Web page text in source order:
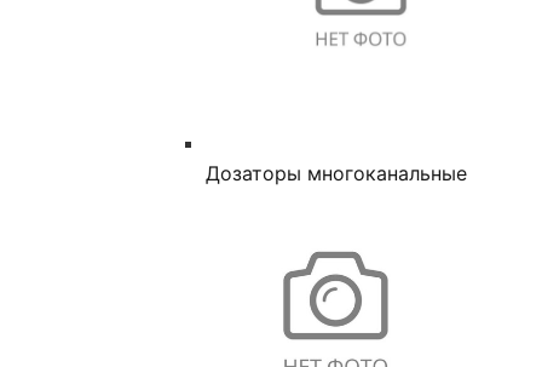
Дозаторы многоканальные